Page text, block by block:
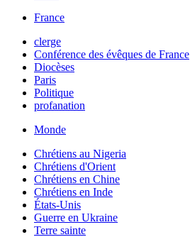
France
clerge
Conférence des évêques de France
Diocèses
Paris
Politique
profanation
Monde
Chrétiens au Nigeria
Chrétiens d'Orient
Chrétiens en Chine
Chrétiens en Inde
États-Unis
Guerre en Ukraine
Terre sainte